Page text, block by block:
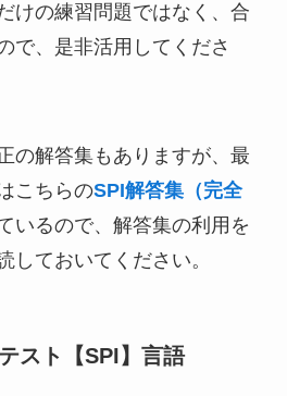
けの練習問題ではなく、合
で、是非活用してくださ
の解答集もありますが、最
こちらのSPI解答集（完全
いるので、解答集の利用を
しておいてください。
スト【SPI】言語